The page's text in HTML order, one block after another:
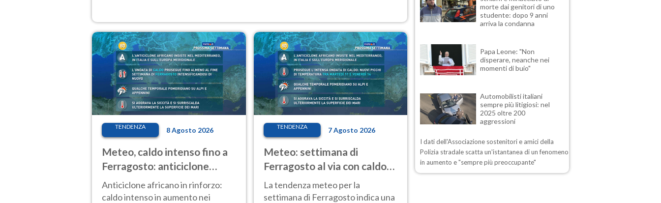
TENDENZA 8 Agosto 2026
Meteo, caldo intenso fino a
Ferragosto: anticiclone
africano ancora
protagonista
Anticiclone africano in rinforzo:
caldo intenso in aumento nei
TENDENZA 7 Agosto 2026
Meteo: settimana di
Ferragosto al via con caldo
intenso e qualche temporale
La tendenza meteo per la
settimana di Ferragosto indica una
morte dai genitori di uno
studente: dopo 9 anni
arriva la condanna
Papa Leone: "Non
disperare, neanche nei
momenti di buio"
Automobilisti italiani
sempre più litigiosi: nel
2025 oltre 200
aggressioni
I dati dell'Associazione sostenitori e amici della
Polizia stradale scatta un'istantanea di un fenomeno
in aumento e "sempre più preoccupante"